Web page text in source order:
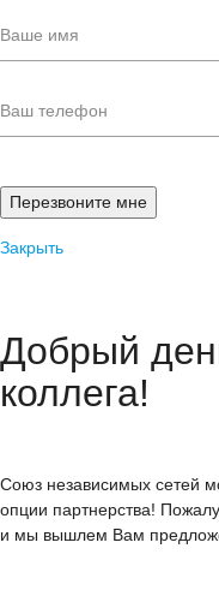
Закрыть
Добрый
коллега!
Союз независимых сетей
опции партнерства!
и мы вышлем Вам